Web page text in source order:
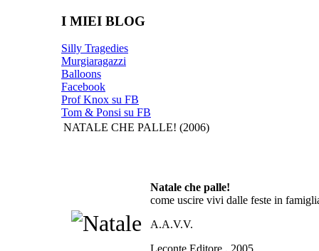
I MIEI BLOG
Silly Tragedies
Murgiaragazzi
Balloons
Facebook
Prof Knox su FB
Tom & Ponsi su FB
NATALE CHE PALLE! (2006)
Natale che palle!
come uscire vivi dalle feste in
A.A.V.V.